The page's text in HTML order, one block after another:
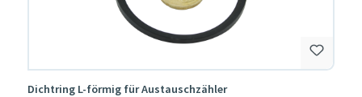
Dichtring L-förmig für Austauschzähler